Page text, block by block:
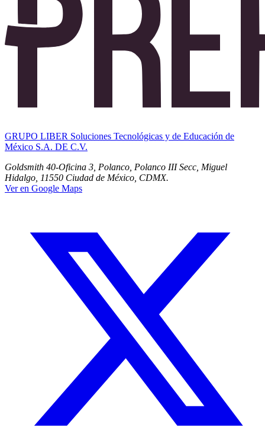
GRUPO LIBER Soluciones Tecnológicas y de Educación de
México S.A. DE C.V.
Goldsmith 40-Oficina 3, Polanco, Polanco III Secc, Miguel
Hidalgo, 11550 Ciudad de México, CDMX.
Ver en Google Maps